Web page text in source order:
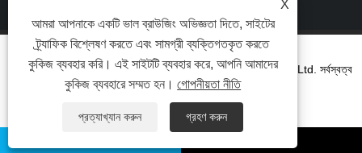
কপিরাইট © 2021Ningbo Yinzhou Kuangda Trading Co., Ltd. সর্বস্বত্ব
Privacy Policy
X
আমরা আপনাকে একটি ভাল ব্রাউজিং অভিজ্ঞতা দিতে, সাইটের
ট্র্যাফিক বিশ্লেষণ করতে এবং সামগ্রী ব্যক্তিগতকৃত করতে
কুকিজ ব্যবহার করি। এই সাইটটি ব্যবহার করে, আপনি আমাদের
কুকিজ ব্যবহারে সম্মত হন।গোপনীয়তা নীতি
প্রত্যাখ্যান করুন গ্রহণ করুন